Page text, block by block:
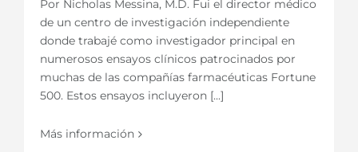
Por Nicholas Messina, M.D. Fui el director médico
de un centro de investigación independiente
donde trabajé como investigador principal en
numerosos ensayos clínicos patrocinados por
muchas de las compañías farmacéuticas Fortune
500. Estos ensayos incluyeron [...]
Más información